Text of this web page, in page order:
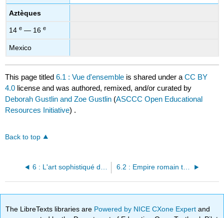
Aztèques
14e — 16e
Mexico
This page titled6.1 : Vue d'ensemble is shared under aCC BY
4.0 license and was authored, remixed, and/or curated by
Deborah Gustlin and Zoe Gustlin (ASCCC Open Educational
Resources Initiative) .
Back to top
6.2 : Empire romain tardif (IIIe s. — VIe siècle)
The LibreTexts libraries are Powered by NICE CXone Expertand